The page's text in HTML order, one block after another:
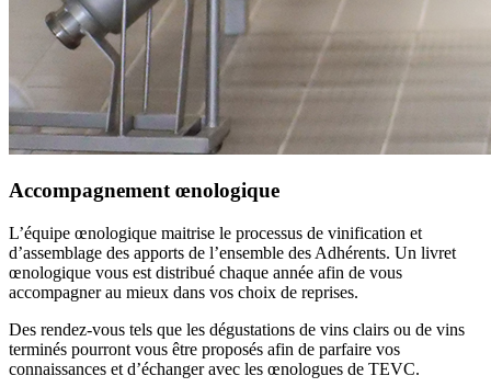
Accompagnement œnologique
L’équipe œnologique maitrise le processus de vinification et
d’assemblage des apports de l’ensemble des Adhérents. Un livret
œnologique vous est distribué chaque année afin de vous
accompagner au mieux dans vos choix de reprises.
Des rendez-vous tels que les dégustations de vins clairs ou de vins
terminés pourront vous être proposés afin de parfaire vos
connaissances et d’échanger avec les œnologues de TEVC.